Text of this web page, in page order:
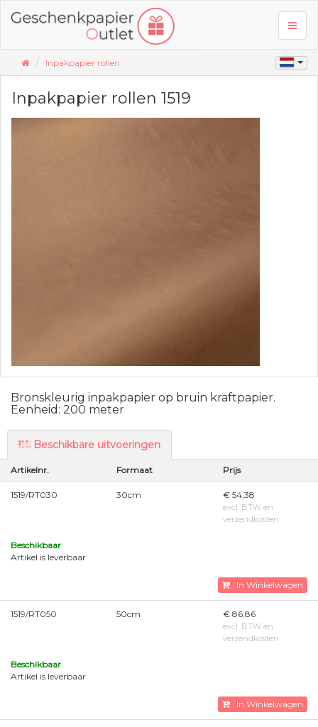
Inpakpapier rollen
Inpakpapier rollen 1519
Bronskleurig inpakpapier op bruin kraftpapier.
Eenheid: 200 meter
Beschikbare uitvoeringen
Artikelnr. Formaat Prijs
1519/RT030 30cm € 54,38
excl. BTW en
verzendkosten
Beschikbaar
Artikel is leverbaar
In Winkelwagen
1519/RT050 50cm € 86,86
excl. BTW en
verzendkosten
Beschikbaar
Artikel is leverbaar
In Winkelwagen